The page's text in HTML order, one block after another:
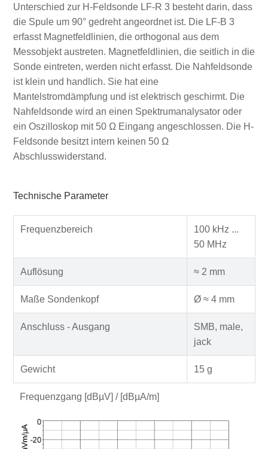
Unterschied zur H-Feldsonde LF-R 3 besteht darin, dass
die Spule um 90° gedreht angeordnet ist. Die LF-B 3
erfasst Magnetfeldlinien, die orthogonal aus dem
Messobjekt austreten. Magnetfeldlinien, die seitlich in die
Sonde eintreten, werden nicht erfasst. Die Nahfeldsonde
ist klein und handlich. Sie hat eine
Mantelstromdämpfung und ist elektrisch geschirmt. Die
Nahfeldsonde wird an einen Spektrumanalysator oder
ein Oszilloskop mit 50 Ω Eingang angeschlossen. Die H-
Feldsonde besitzt intern keinen 50 Ω
Abschlusswiderstand.
Technische Parameter
Frequenzbereich
100 kHz ...
50 MHz
Auflösung ≈ 2 mm
Maße Sondenkopf Ø ≈ 4 mm
Anschluss - Ausgang
SMB, male,
jack
Gewicht 15 g
Frequenzgang [dBµV] / [dBµA/m]